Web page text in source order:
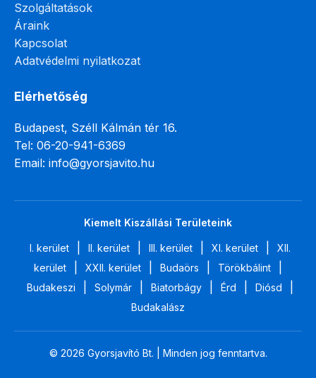
Szolgáltatások
Áraink
Kapcsolat
Adatvédelmi nyilatkozat
Elérhetőség
Budapest, Széll Kálmán tér 16.
Tel: 06-20-941-6369
Email: info@gyorsjavito.hu
Kiemelt Kiszállási Területeink
I. kerület II. kerület III. kerület XI. kerület
XII.
kerület
XXII. kerület Budaörs Törökbálint
Budakeszi Solymár Biatorbágy Érd Diósd
Budakalász
© 2026 Gyorsjavító Bt. | Minden jog fenntartva.